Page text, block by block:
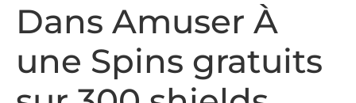
Dans Amuser À
une Spins gratuits